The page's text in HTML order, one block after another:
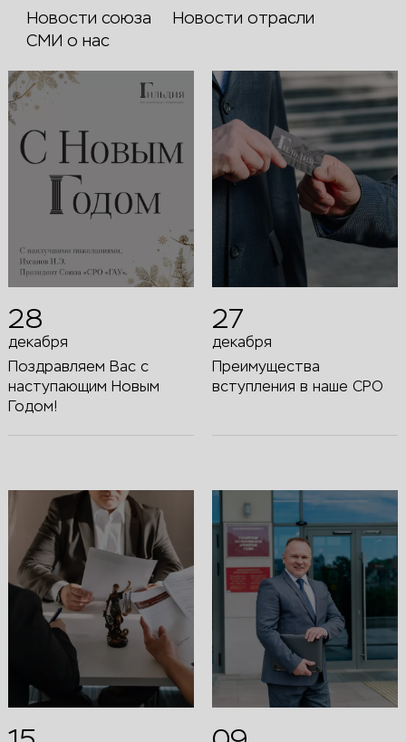
Новости союза
Новости отрасли
СМИ о нас
28
декабря
Поздравляем Вас с
наступающим Новым
Годом!
27
декабря
Преимущества
вступления в наше СРО